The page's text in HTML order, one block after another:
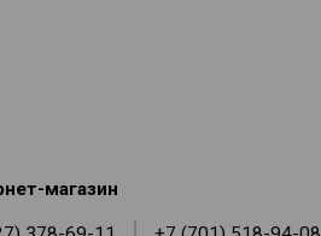
магазин